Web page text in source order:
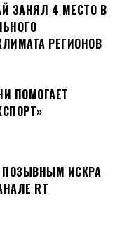
ЗАНЯЛ 4 МЕСТО В
РЕГИОНОВ
ПОМОГАЕТ
ИСКРА
RT